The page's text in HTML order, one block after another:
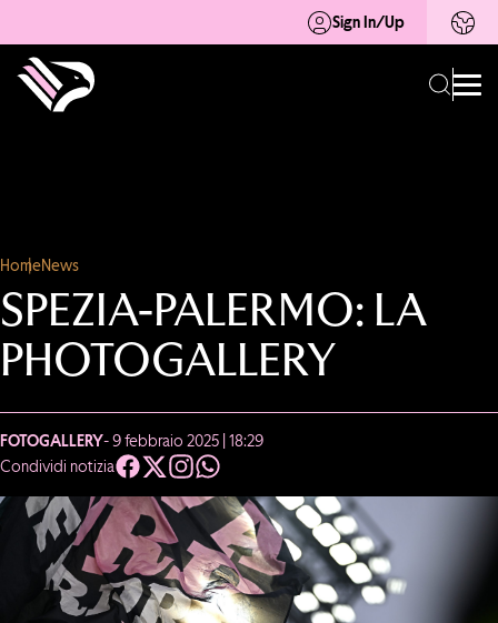
Sign In/Up
HomeNews
SPEZIA-PALERMO: LA
PHOTOGALLERY
FOTOGALLERY- 9 febbraio 2025 | 18:29
Condividi notizia